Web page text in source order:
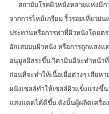
สถาบันโรคผิวหนังหลายแห่งมีก
จากการไหม้เกรียม ริ้วรอยเหี่ยวย่
ประทานหรือการทาที่ผิวหนังโดยต
อักเสบบนผิวหนัง หรือการถูกแสงแ
อนุมูลอิสระขึ้น วิตามินอีจะทำหน้า
ก่อนที่จะทำให้เนื้อเยื่อต่างๆ เสียห
ผนังเซลล์ทำให้เซลล์ผิวแข็งแรงขึ้
แสงแดดได้ดีขึ้น ดังนั้นผู้ผลิตเครื่อ